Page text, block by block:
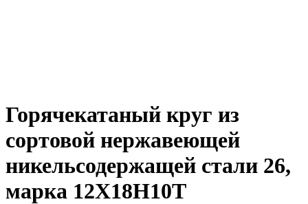
Горячекатаный круг из
сортовой нержавеющей
никельсодержащей стали 26,
марка 12Х18Н10Т